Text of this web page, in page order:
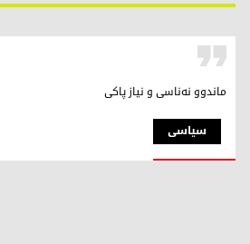
سیاسی
ماندوو نەناسی و نیاز پاكی